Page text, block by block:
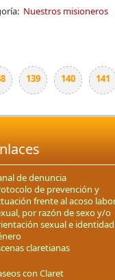
Nuestros misioneros
139 140 141
de denuncia
de prevención y
frente al acoso
por razón de sexo y/o
sexual e
claretianas
con Claret